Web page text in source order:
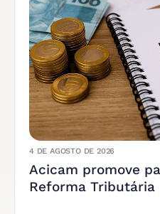
4 DE AGOSTO DE 2026
Acicam promove
Reforma Tributária